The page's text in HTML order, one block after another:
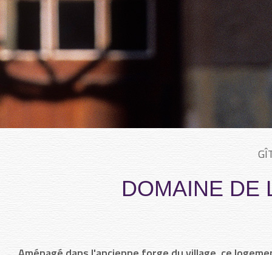
DOMAINE DE